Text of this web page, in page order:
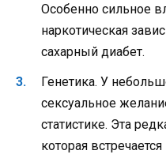
Особенно сильное
наркотическая
сахарный диабет.
Генетика. У
сексуальное
статистике. Эта
которая